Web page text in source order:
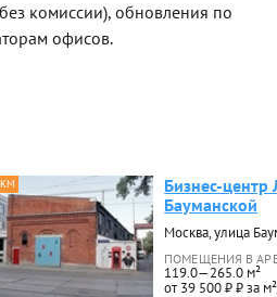
комиссии), обновления по
офисов.
Бизнес-центр
Бауманской
Москва, улица
ПОМЕЩЕНИЯ В
119.0—265.0 м²
от 39 500 ₽ ₽ за